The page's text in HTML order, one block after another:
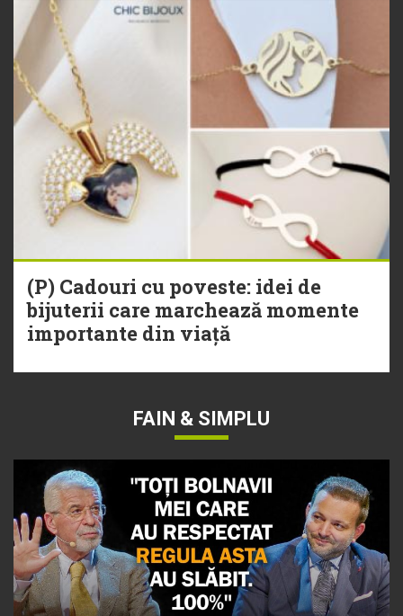
(P) Cadouri cu poveste: idei de
bijuterii care marchează momente
importante din viață
FAIN & SIMPLU